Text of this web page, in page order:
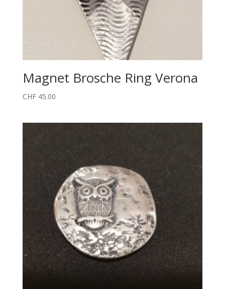
Magnet Brosche Ring Verona
CHF45.00